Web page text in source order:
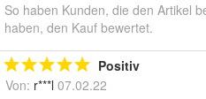
So haben Kunden, die den Artikel
haben, den Kauf bewertet.
Positiv
Von: r***l 07.02.22